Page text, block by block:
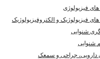
فیزیولوژی
فیزیولوژیک و الکتروفیزیولوژیک
شنوایی
شنوایی
دارویی، جراحی و سمعک